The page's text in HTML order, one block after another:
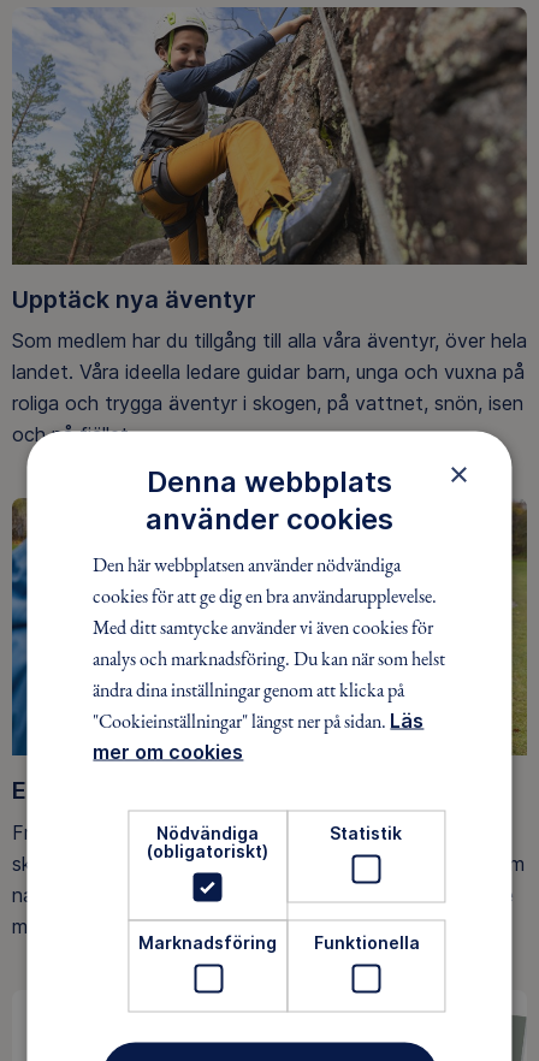
Upptäck nya äventyr
Som medlem har du tillgång till alla våra äventyr, över hela
landet. Våra ideella ledare guidar barn, unga och vuxna på
roliga och trygga äventyr i skogen, på vattnet, snön, isen
och på fjället.
Ett friluftsliv för alla
Friluftsfrämjandet arbetar för att så många som möjligt
ska upptäcka den rörelseglädje och de hälsoeffekter som
naturen ger. Som medlem bidrar du också till vårt arbete
med att skydda allemansrätten.
×
Denna webbplats
använder cookies
Den här webbplatsen använder nödvändiga
cookies för att ge dig en bra användarupplevelse.
Med ditt samtycke använder vi även cookies för
analys och marknadsföring. Du kan när som helst
ändra dina inställningar genom att klicka på
"Cookieinställningar" längst ner på sidan. Läs
mer om cookies
Nödvändiga
(obligatoriskt)
Statistik
Marknadsföring Funktionella